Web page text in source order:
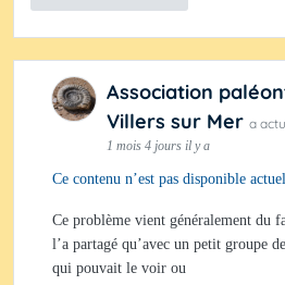
Association
Villers sur Mer a
1 mois 4 jours il y a
Ce contenu n’est pas disponible
Ce problème vient généralement du
l’a partagé qu’avec un petit groupe
qui pouvait le voir ou